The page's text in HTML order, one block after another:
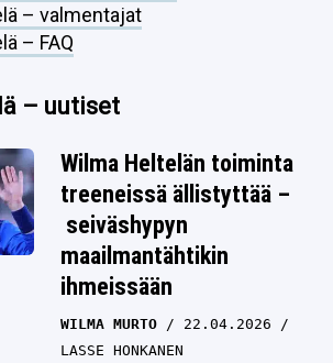
– valmentajat
– FAQ
– uutiset
Wilma Heltelän toiminta
treeneissä ällistyttää –
seiväshypyn
maailmantähtikin
ihmeissään
WILMA MURTO
22.04.2026
LASSE HONKANEN